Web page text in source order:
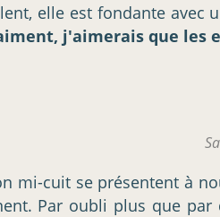
elle est fondante
j'aimerais que les
mi-cuit se présentent à
Par oubli plus que